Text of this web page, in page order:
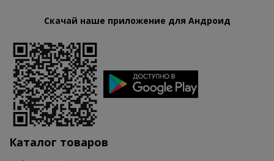
Скачай наше приложение для Андроид
Каталог товаров